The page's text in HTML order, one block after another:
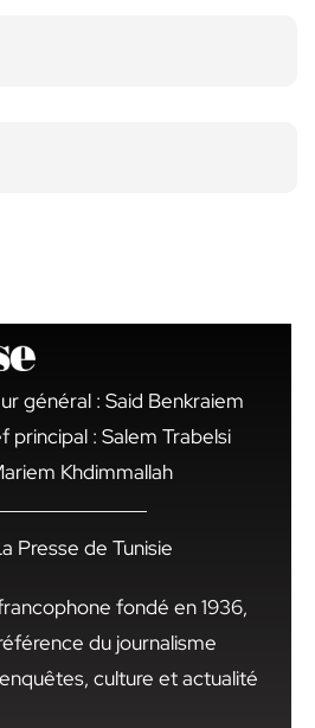
général : Said Benkraiem
principal : Salem Trabelsi
Khdimmallah
Presse de Tunisie
fondé en 1936,
du journalisme
culture et actualité